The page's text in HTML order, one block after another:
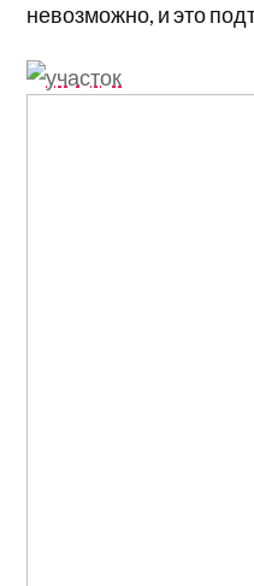
невозможно, и это